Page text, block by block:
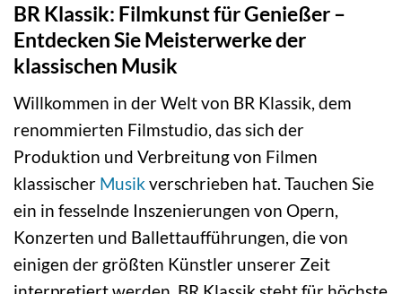
BR Klassik: Filmkunst für Genießer –
Entdecken Sie Meisterwerke der
klassischen Musik
Willkommen in der Welt von BR Klassik, dem
renommierten Filmstudio, das sich der
Produktion und Verbreitung von Filmen
klassischer Musik verschrieben hat. Tauchen Sie
ein in fesselnde Inszenierungen von Opern,
Konzerten und Ballettaufführungen, die von
einigen der größten Künstler unserer Zeit